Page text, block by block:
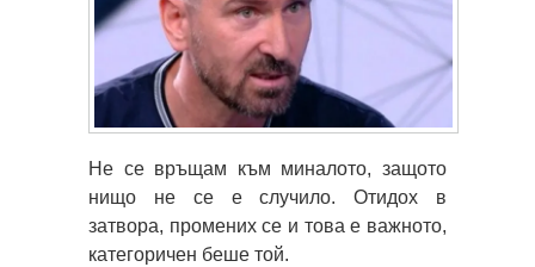
Не се връщам към миналото, защото
нищо не се е случило. Отидох в
затвора, промених се и това е важното,
категоричен беше той.